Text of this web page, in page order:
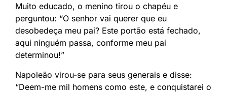
Muito educado, o menino tirou o chapéu e
perguntou: “O senhor vai querer que eu
desobedeça meu pai? Este portão está fechado,
aqui ninguém passa, conforme meu pai
determinou!”
Napoleão virou-se para seus generais e disse:
“Deem-me mil homens como este, e conquistarei o